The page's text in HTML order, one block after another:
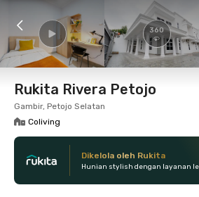
360
8 Agt 26 - Belum tahu
Foto Fasilitas bersama
Rukita Rivera Petojo
Gambir, Petojo Selatan
Coliving
Dikelola oleh Rukita
Hunian stylish dengan layanan